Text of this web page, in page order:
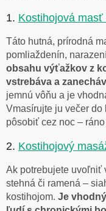
1. Kostihojová
Táto hutná, prírodná
pomliaždenín,
obsahu výťažkov z
vstrebáva a
jemnú vôňu a je
Vmasírujte ju večer
pôsobiť cez noc –
2. Kostihojový
Ak potrebujete uvoľniť
stehná či ramená –
kostihojom. Je